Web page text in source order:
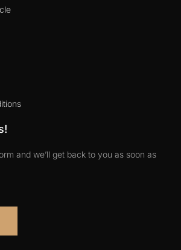
and we’ll get back to you as soon as